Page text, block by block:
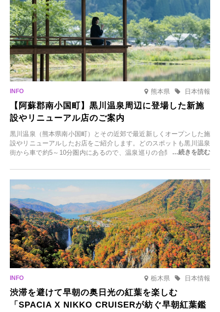
熊本県 日本情報
【阿蘇郡南小国町】黒川温泉周辺に登場した新施
設やリニューアル店のご案内
黒川温泉（熊本県南小国町）とその近郊で最近新しくオープンした施
設やリニューアルしたお店をご紹介します。どのスポットも黒川温泉
街から車で約5～10分圏内にあるので、温泉巡りの合間に気軽に立ち
元食材にこだわったレストランなど、多彩な魅力が満載です。黒川温
泉の新たな楽しみとしてチェックしてみてください。
栃木県 日本情報
渋滞を避けて早朝の奥日光の紅葉を楽しむ
「SPACIA X NIKKO CRUISERが紡ぐ早朝紅葉鑑